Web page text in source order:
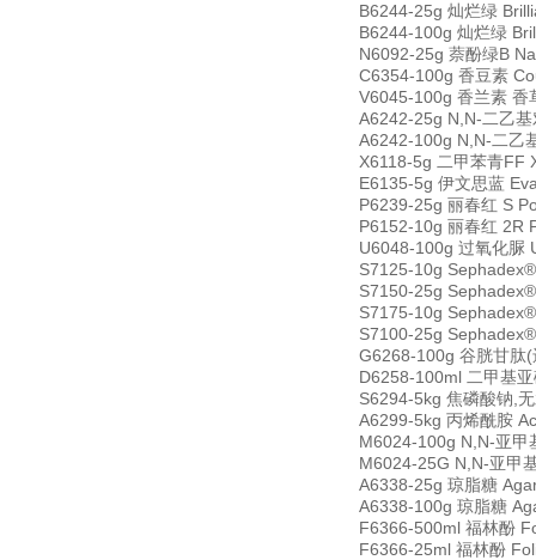
B6244-25g 灿烂绿
B6244-100g 灿烂绿
N6092-25g 萘酚绿B
C6354-100g 香豆素
V6045-100g 香兰素 香
A6242-25g N,N-二乙
A6242-100g N,N-二乙
X6118-5g 二甲苯青FF
E6135-5g 伊文思蓝
P6239-25g 丽春红 S
P6152-10g 丽春红 2R
U6048-100g 过氧化脲
S7125-10g
S7150-25g
S7175-10g
S7100-25g
G6268-100g 谷胱甘肽
D6258-100ml 二甲基
S6294-5kg 焦磷酸钠,
A6299-5kg 丙烯酰胺
M6024-100g N,N-亚
M6024-25G N,N-亚甲
A6338-25g 琼脂糖
A6338-100g 琼脂糖
F6366-500ml 福林酚
F6366-25ml 福林酚